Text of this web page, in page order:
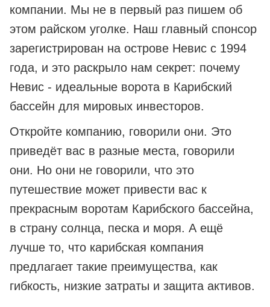
компании. Мы не в первый раз пишем об
этом райском уголке. Наш главный спонсор
зарегистрирован на острове Невис с 1994
года, и это раскрыло нам секрет: почему
Невис - идеальные ворота в Карибский
бассейн для мировых инвесторов.
Откройте компанию, говорили они. Это
приведёт вас в разные места, говорили
они. Но они не говорили, что это
путешествие может привести вас к
прекрасным воротам Карибского бассейна,
в страну солнца, песка и моря. А ещё
лучше то, что карибская компания
предлагает такие преимущества, как
гибкость, низкие затраты и защита активов.